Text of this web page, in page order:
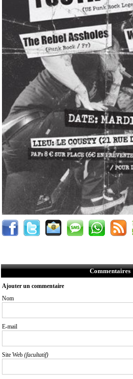
Commentaires
Ajouter un commentaire
Nom
E-mail
Site Web (facultatif)